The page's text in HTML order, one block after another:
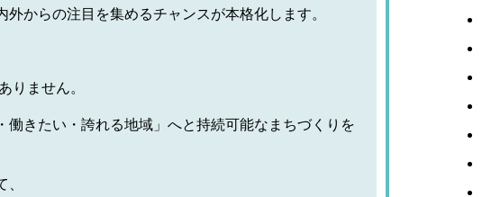
からの注目を集めるチャンスが本格化します。
りません。
働きたい・誇れる地域」へと持続可能なまちづくりを